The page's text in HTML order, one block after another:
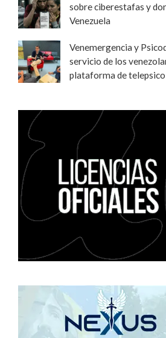
sobre ciberestafas y
Venezuela
Venemergencia y
servicio de los
plataforma de